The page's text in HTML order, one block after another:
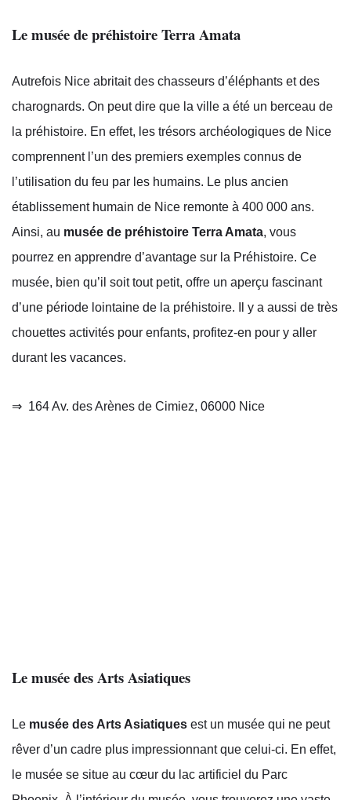
Le musée de préhistoire Terra Amata
Autrefois Nice abritait des chasseurs d’éléphants et des
charognards. On peut dire que la ville a été un berceau de
la préhistoire. En effet, les trésors archéologiques de Nice
comprennent l’un des premiers exemples connus de
l’utilisation du feu par les humains. Le plus ancien
établissement humain de Nice remonte à 400 000 ans.
Ainsi, au musée de préhistoire Terra Amata, vous
pourrez en apprendre d’avantage sur la Préhistoire. Ce
musée, bien qu’il soit tout petit, offre un aperçu fascinant
d’une période lointaine de la préhistoire. Il y a aussi de très
chouettes activités pour enfants, profitez-en pour y aller
durant les vacances.
⇒ 164 Av. des Arènes de Cimiez, 06000 Nice
Le musée des Arts Asiatiques
Le musée des Arts Asiatiques est un musée qui ne peut
rêver d’un cadre plus impressionnant que celui-ci. En effet,
le musée se situe au cœur du lac artificiel du Parc